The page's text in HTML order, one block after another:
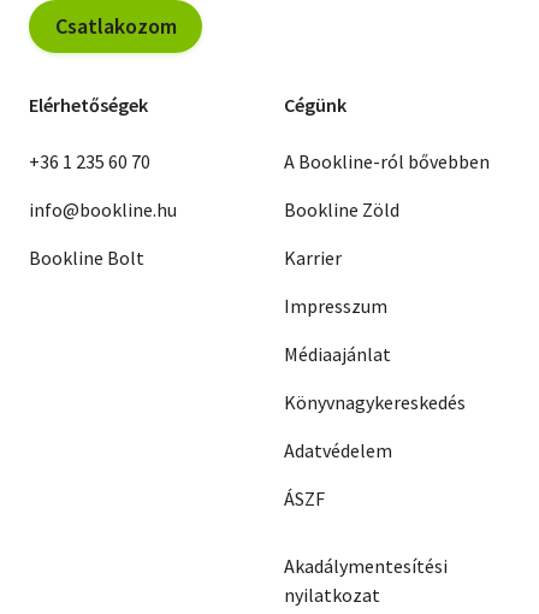
Csatlakozom
Elérhetőségek
+36 1 235 60 70
info@bookline.hu
Bookline Bolt
Cégünk
A Bookline-ról bővebben
Bookline Zöld
Karrier
Impresszum
Médiaajánlat
Könyvnagykereskedés
Adatvédelem
ÁSZF
Akadálymentesítési
nyilatkozat